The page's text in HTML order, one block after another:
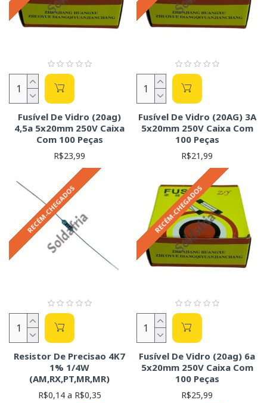
Fusível De Vidro (20ag)
4,5a 5x20mm 250V Caixa
Com 100 Peças
R$23,99
Fusível De Vidro (20AG) 3A
5x20mm 250V Caixa Com
100 Peças
R$21,99
RECÉM-CHEGADOS
Resistor De Precisao 4K7
1% 1/4W
(AM,RX,PT,MR,MR)
R$0,14 a R$0,35
RECÉM-CHEGADOS
Fusível De Vidro (20ag) 6a
5x20mm 250V Caixa Com
100 Peças
R$25,99